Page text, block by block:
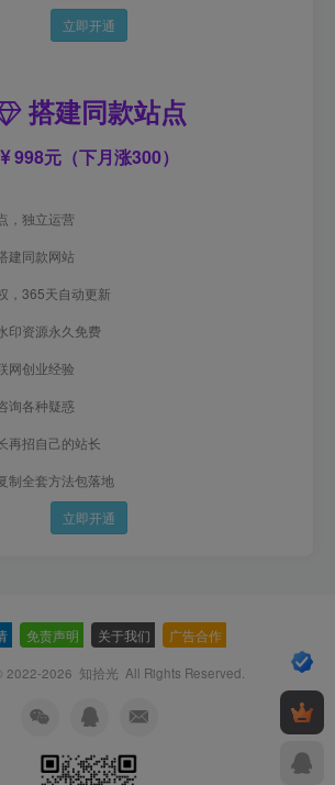
立即开通
搭建同款站点
998元（下月涨300）
，独立运营
建同款网站
，365天自动更新
印资源永久免费
网创业经验
询各种疑惑
再招自己的站长
制全套方法包落地
立即开通
免责声明 关于我们 广告合作
2022-2026 知拾光 All Rights Reserved.